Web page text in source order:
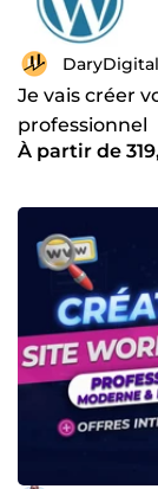
DaryDigital
Je vais créer
professionnel
À partir de